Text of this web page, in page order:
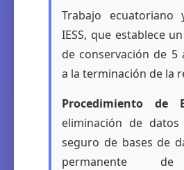
Trabajo ecuatoriano
IESS, que establece
de conservación de 5
a la terminación de la
Procedimiento de
eliminación de
seguro de bases de
permanente de